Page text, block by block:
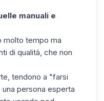
manuali e
molto tempo ma
di qualità, che non
tendono a "farsi
persona esperta